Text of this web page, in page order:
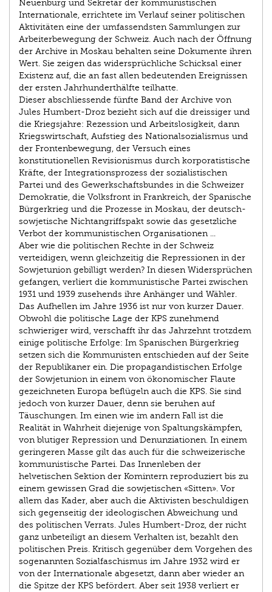
Neuenburg und Sekretär der kommunistischen
Internationale, errichtete im Verlauf seiner politischen
Aktivitäten eine der umfassendsten Sammlungen zur
Arbeiterbewegung der Schweiz. Auch nach der Öffnung
der Archive in Moskau behalten seine Dokumente ihren
Wert. Sie zeigen das widersprüchliche Schicksal einer
Existenz auf, die an fast allen bedeutenden Ereignissen
der ersten Jahrhunderthälfte teilhatte.
Dieser abschliessende fünfte Band der Archive von
Jules Humbert-Droz bezieht sich auf die dreissiger und
die Kriegsjahre: Rezession und Arbeitslosigkeit, dann
Kriegswirtschaft, Aufstieg des Nationalsozialismus und
der Frontenbewegung, der Versuch eines
konstitutionellen Revisionismus durch korporatistische
Kräfte, der Integrationsprozess der sozialistischen
Partei und des Gewerkschaftsbundes in die Schweizer
Demokratie, die Volksfront in Frankreich, der Spanische
Bürgerkrieg und die Prozesse in Moskau, der deutsch-
sowjetische Nichtangriffspakt sowie das gesetzliche
Verbot der kommunistischen Organisationen ...
Aber wie die politischen Rechte in der Schweiz
verteidigen, wenn gleichzeitig die Repressionen in der
Sowjetunion gebilligt werden? In diesen Widersprüchen
gefangen, verliert die kommunistische Partei zwischen
1931 und 1939 zusehends ihre Anhänger und Wähler.
Das Aufhellen im Jahre 1936 ist nur von kurzer Dauer.
Obwohl die politische Lage der KPS zunehmend
schwieriger wird, verschafft ihr das Jahrzehnt trotzdem
einige politische Erfolge: Im Spanischen Bürgerkrieg
setzen sich die Kommunisten entschieden auf der Seite
der Republikaner ein. Die propagandistischen Erfolge
der Sowjetunion in einem von ökonomischer Flaute
gezeichneten Europa beflügeln auch die KPS. Sie sind
jedoch von kurzer Dauer, denn sie beruhen auf
Täuschungen. Im einen wie im andern Fall ist die
Realität in Wahrheit diejenige von Spaltungskämpfen,
von blutiger Repression und Denunziationen. In einem
geringeren Masse gilt das auch für die schweizerische
kommunistische Partei. Das Innenleben der
helvetischen Sektion der Komintern reproduziert bis zu
einem gewissen Grad die sowjetischen «Sitten». Vor
allem das Kader, aber auch die Aktivisten beschuldigen
sich gegenseitig der ideologischen Abweichung und
des politischen Verrats. Jules Humbert-Droz, der nicht
ganz unbeteiligt an diesem Verhalten ist, bezahlt den
politischen Preis. Kritisch gegenüber dem Vorgehen des
sogenannten Sozialfaschismus im Jahre 1932 wird er
von der Internationale abgesetzt, dann aber wieder an
die Spitze der KPS befördert. Aber seit 1938 verliert er